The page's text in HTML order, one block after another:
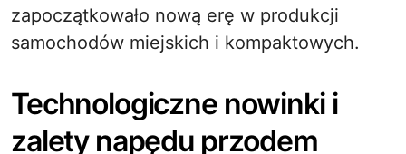
zapoczątkowało nową erę w produkcji
samochodów miejskich i kompaktowych.
Technologiczne nowinki i
zalety napędu przodem